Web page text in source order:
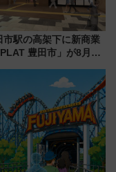
市駅の高架下に新商業
豊田市」が8月26
へ